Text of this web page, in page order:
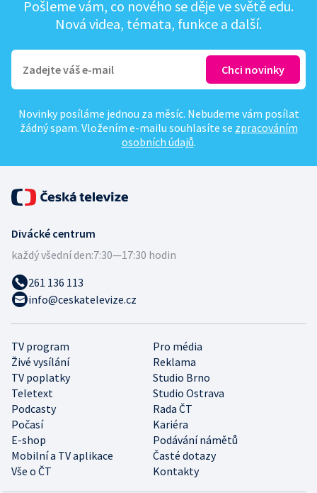
Pošleme vám, co nového se děje ve světě edu.
Nová videa, témata, funkce a další.
Novinky posíláme jednou za měsíc. Nebudeme vám posílat
žádný spam. Vložením e-mailu souhlasíte se zpracováním
osobních údajů.